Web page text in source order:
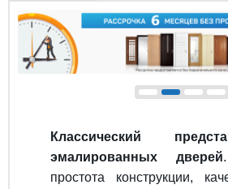
Классический
эмалированных дверей
простота конструкции,